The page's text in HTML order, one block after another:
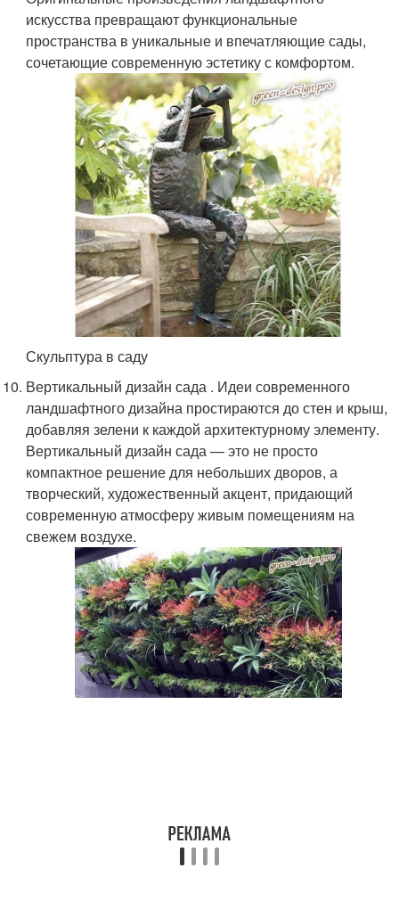
искусства превращают функциональные
пространства в уникальные и впечатляющие сады,
сочетающие современную эстетику с комфортом.
Скульптура в саду
Вертикальный дизайн сада . Идеи современного
ландшафтного дизайна простираются до стен и крыш,
добавляя зелени к каждой архитектурному элементу.
Вертикальный дизайн сада — это не просто
компактное решение для небольших дворов, а
творческий, художественный акцент, придающий
современную атмосферу живым помещениям на
свежем воздухе.